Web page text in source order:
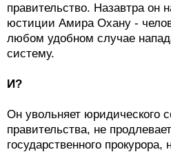
правительство. Назавтра он
юстиции Амира Охану -
любом удобном случае
систему.
И?
Он увольняет юридического
правительства, не
государственного прокурора,